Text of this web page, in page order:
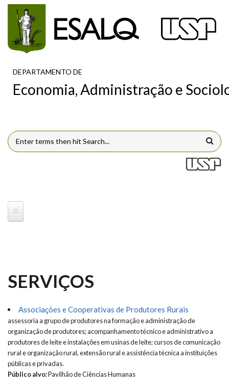
Pular para o conteúdo principal
DEPARTAMENTO DE
Economia, Administração e
FORMULÁRIO DE BUSCA
SERVIÇOS
Associações e Cooperativas de Produtores Rurais
assessoria a grupo de produtores na formação e administração de
organização de produtores; acompanhamento técnico e administrativo a
produtores de leite e instalações em usinas de leite; cursos de comunicação
rural e organização rural, extensão rural e assistência técnica a instituições
públicas e privadas.
Público alvo:Pavilhão de Ciências Humanas